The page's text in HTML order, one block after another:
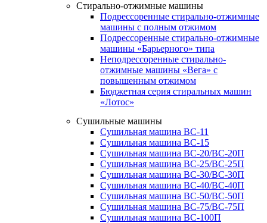
Стирально-отжимные машины
Подрессоренные стирально-отжимные
машины с полным отжимом
Подрессоренные стирально-отжимные
машины «Барьерного» типа
Неподрессоренные стирально-
отжимные машины «Вега» с
повышенным отжимом
Бюджетная серия стиральных машин
«Лотос»
Сушильные машины
Сушильная машина ВС-11
Сушильная машина ВС-15
Сушильная машина ВС-20/ВС-20П
Сушильная машина ВС-25/ВС-25П
Сушильная машина ВС-30/ВС-30П
Сушильная машина ВС-40/ВС-40П
Сушильная машина ВС-50/ВС-50П
Сушильная машина ВС-75/ВС-75П
Сушильная машина ВС-100П